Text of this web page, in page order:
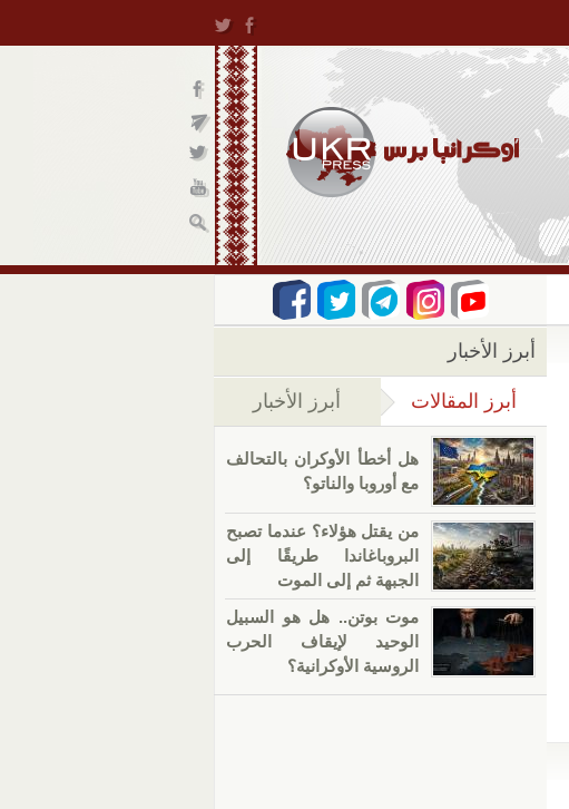
أبرز الأخبار
أبرز المقالات (علامة التبويب النشطة)
أبرز الأخبار
هل أخطأ الأوكران بالتحالف
مع أوروبا والناتو؟
من يقتل هؤلاء؟ عندما تصبح
البروباغاندا طريقًا إلى
الجبهة ثم إلى الموت
موت بوتن.. هل هو السبيل
الوحيد لإيقاف الحرب
الروسية الأوكرانية؟